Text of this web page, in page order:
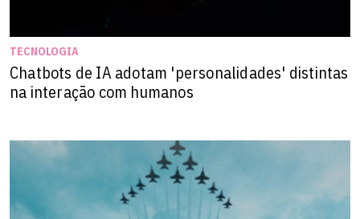
TECNOLOGIA
Chatbots de IA adotam 'personalidades' distintas
na interação com humanos